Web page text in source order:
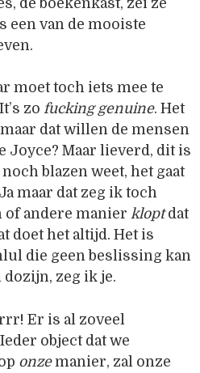
een van de mooiste
moet toch iets mee te
zo fucking genuine. Het
dat willen de mensen
Joyce? Maar lieverd, dit is
blazen weet, het gaat
maar dat zeg ik toch
of andere manier kloptdat
doet het altijd. Het is
die geen beslissing kan
zeg ik je.
Er is al zoveel
object dat we
onzemanier, zal onze